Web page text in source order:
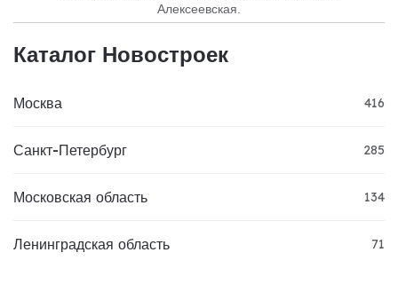
Алексеевская.
Каталог Новостроек
Москва 416
Санкт-Петербург 285
Московская область 134
Ленинградская область 71